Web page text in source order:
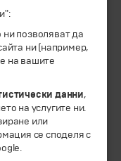
ни позволяват да
ни (например,
на вашите
данни,
на услугите ни.
или
се споделя с